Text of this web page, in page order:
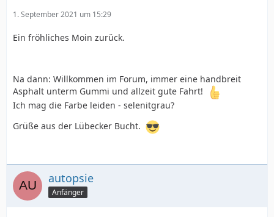
1. September 2021 um 15:29
Ein fröhliches Moin zurück.
Na dann: Willkommen im Forum, immer eine handbreit
Asphalt unterm Gummi und allzeit gute Fahrt!
Ich mag die Farbe leiden - selenitgrau?
Grüße aus der Lübecker Bucht.
autopsie
Anfänger